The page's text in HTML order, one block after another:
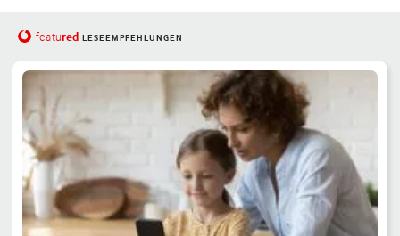
featured LESEEMPFEHLUNGEN